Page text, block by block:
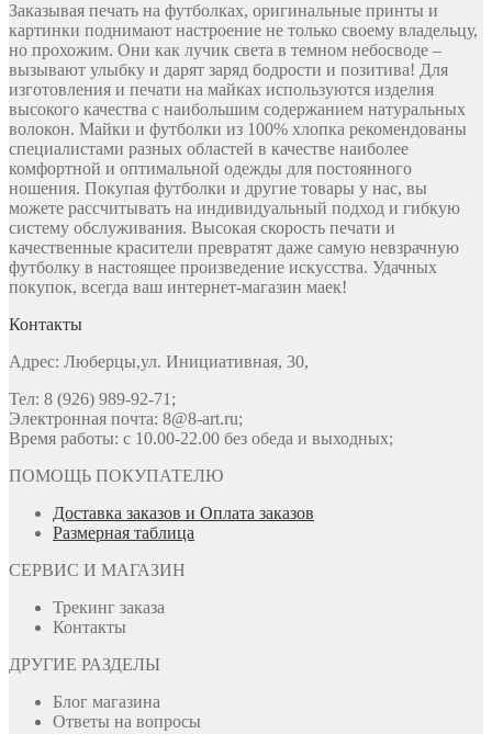
Заказывая печать на футболках, оригинальные принты и
картинки поднимают настроение не только своему владельцу,
но прохожим. Они как лучик света в темном небосводе –
вызывают улыбку и дарят заряд бодрости и позитива! Для
изготовления и печати на майках используются изделия
высокого качества с наибольшим содержанием натуральных
волокон. Майки и футболки из 100% хлопка рекомендованы
специалистами разных областей в качестве наиболее
комфортной и оптимальной одежды для постоянного
ношения. Покупая футболки и другие товары у нас, вы
можете рассчитывать на индивидуальный подход и гибкую
систему обслуживания. Высокая скорость печати и
качественные красители превратят даже самую невзрачную
футболку в настоящее произведение искусства. Удачных
покупок, всегда ваш интернет-магазин маек!
Контакты
Адрес: Люберцы,ул. Инициативная, 30,
Тел: 8 (926) 989-92-71;
Электронная почта: 8@8-art.ru;
Время работы: с 10.00-22.00 без обеда и выходных;
ПОМОЩЬ ПОКУПАТЕЛЮ
Доставка заказов и Оплата заказов
Размерная таблица
СЕРВИС И МАГАЗИН
Трекинг заказа
Контакты
ДРУГИЕ РАЗДЕЛЫ
Блог магазина
Ответы на вопросы